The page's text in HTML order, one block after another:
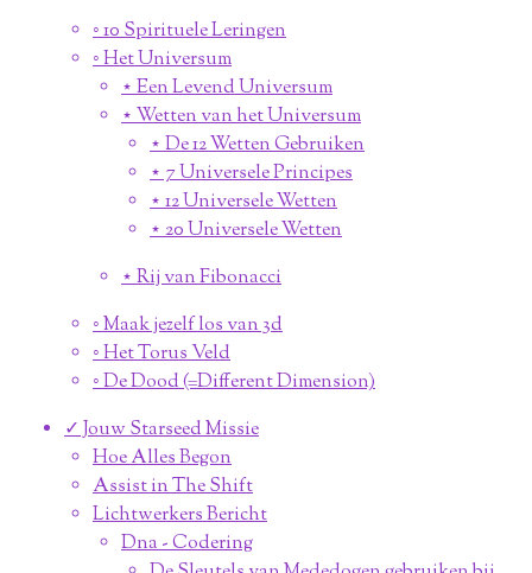
◦ 10 Spirituele Leringen
◦ Het Universum
⋆ Een Levend Universum
⋆ Wetten van het Universum
⋆ De 12 Wetten Gebruiken
⋆ 7 Universele Principes
⋆ 12 Universele Wetten
⋆ 20 Universele Wetten
⋆ Rij van Fibonacci
◦ Maak jezelf los van 3d
◦ Het Torus Veld
◦ De Dood (=Different Dimension)
✓ Jouw Starseed Missie
Hoe Alles Begon
Assist in The Shift
Lichtwerkers Bericht
Dna - Codering